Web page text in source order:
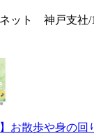
ット 神戸支社/
お散歩や身の回